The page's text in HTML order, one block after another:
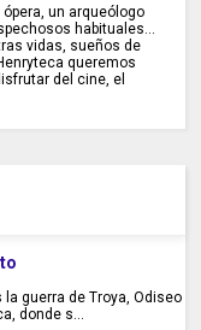
un arqueólogo
habituales...
vidas, sueños de
queremos
del cine, el
la guerra de Troya, Odiseo
donde s...